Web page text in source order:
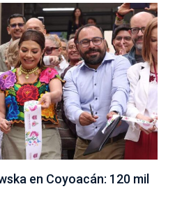
en Coyoacán: 120 mil